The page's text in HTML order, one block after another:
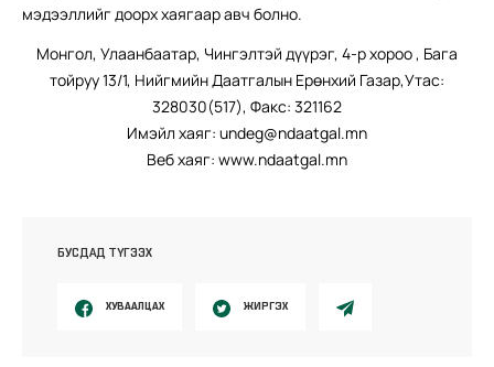
мэдээллийг доорх хаягаар авч болно.
Монгол, Улаанбаатар, Чингэлтэй дүүрэг, 4-р хороо , Бага
тойруу 13/1, Нийгмийн Даатгалын Ерөнхий Газар,Утас:
328030(517), Факс: 321162
Имэйл хаяг: undeg@ndaatgal.mn
Веб хаяг: www.ndaatgal.mn
БУСДАД ТҮГЭЭХ
ХУВААЛЦАХ ЖИРГЭХ